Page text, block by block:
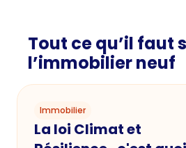
Tout ce qu’il faut
l’immobilier neuf
Immobilier
La loi Climat et